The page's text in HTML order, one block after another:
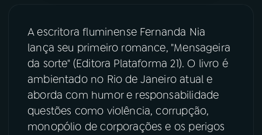
06VIDEOCASTS
07ÚLTIMAS
08PRÊMIO RÁDIO MEC
A escritora fluminense Fernanda Nia
lança seu primeiro romance, "Mensageira
da sorte" (Editora Plataforma 21). O livro é
ambientado no Rio de Janeiro atual e
aborda com humor e responsabilidade
questões como violência, corrupção,
monopólio de corporações e os perigos